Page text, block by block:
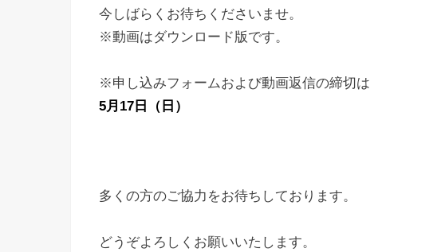
今しばらくお待ちくださいませ。
※動画はダウンロード版です。
※申し込みフォームおよび動画返信の締切は
5月17日（日）
多くの方のご協力をお待ちしております。
どうぞよろしくお願いいたします。